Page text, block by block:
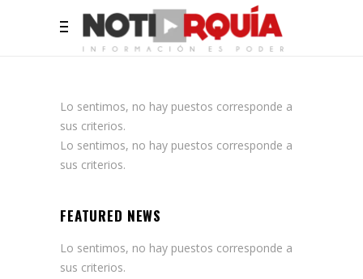
Lo sentimos, no hay puestos corresponde a
sus criterios.
Lo sentimos, no hay puestos corresponde a
sus criterios.
FEATURED NEWS
Lo sentimos, no hay puestos corresponde a
sus criterios.